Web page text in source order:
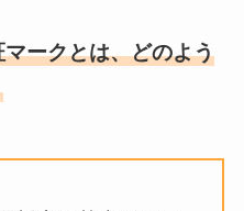
ークとは、どのよう